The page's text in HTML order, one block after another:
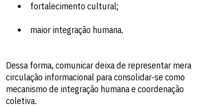
fortalecimento cultural;
maior integração humana.
Dessa forma, comunicar deixa de representar mera
circulação informacional para consolidar-se como
mecanismo de integração humana e coordenação
coletiva.